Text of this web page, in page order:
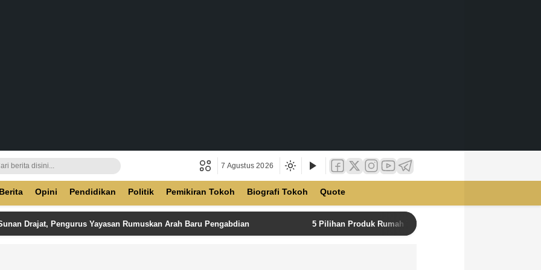
7 Agustus 2026
Berita Opini Pendidikan Politik Pemikiran Tokoh Biografi Tokoh Quote
Drajat, Pengurus Yayasan Rumuskan Arah Baru Pengabdian 5 Pilihan Produk Rumah Tangga Terbaik di Unilever Store